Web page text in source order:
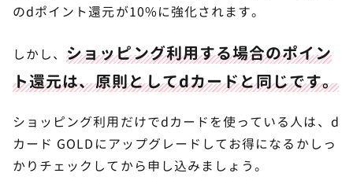
のdポイント還元が10%に強化されます。
しかし、ショッピング利用する場合のポイン
ト還元は、原則としてdカードと同じです。
ショッピング利用だけでdカードを使っている人は、d
カード GOLDにアップグレードしてお得になるかしっ
かりチェックしてから申し込みましょう。